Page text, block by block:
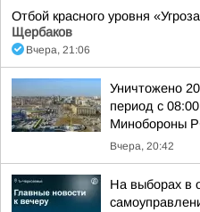
Отбой красного уровня
Щербаков
Вчера, 21:06
Уничтожено
период с
Минобороны
Вчера, 20:42
На выборах в